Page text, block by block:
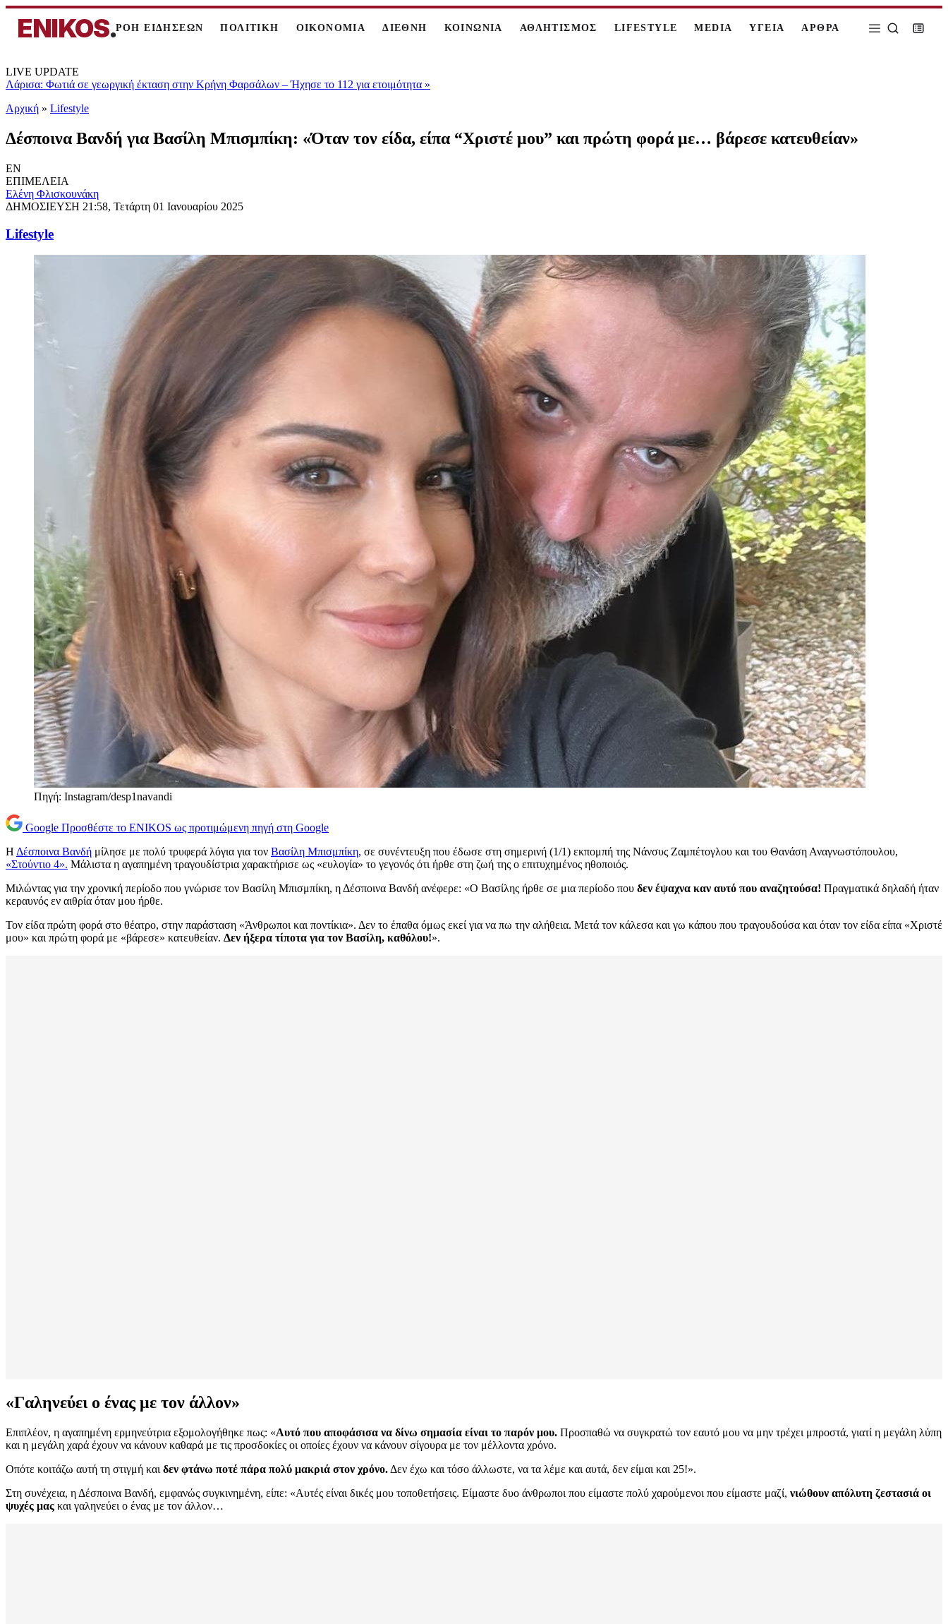
ENIKOS.ΡΟΗ ΕΙΔΗΣΕΩΝ ΠΟΛΙΤΙΚΗ ΟΙΚΟΝΟΜΙΑ ΔΙΕΘΝΗ ΚΟΙΝΩΝΙΑ ΑΘΛΗΤΙΣΜΟΣ LIFESTYLE MEDIA ΥΓΕΙΑ ΑΡΘΡΑ
LIVE UPDATE
Λάρισα: Φωτιά σε γεωργική έκταση στην Κρήνη Φαρσάλων – Ήχησε το 112 για ετοιμότητα »
Αρχική » Lifestyle
Δέσποινα Βανδή για Βασίλη Μπισμπίκη: «Όταν τον είδα, είπα “Χριστέ μου” και πρώτη φορά με… βάρεσε κατευθείαν»
EN
ΕΠΙΜΕΛΕΙΑ
Ελένη Φλισκουνάκη
ΔΗΜΟΣΙΕΥΣΗ 21:58, Τετάρτη 01 Ιανουαρίου 2025
Lifestyle
Πηγή: Instagram/desp1navandi
Google Προσθέστε το ENIKOS ως προτιμώμενη πηγή στη Google
Η Δέσποινα Βανδή μίλησε με πολύ τρυφερά λόγια για τον Βασίλη Μπισμπίκη, σε συνέντευξη που έδωσε στη σημερινή (1/1) εκπομπή της Νάνσυς Ζαμπέτογλου και του Θανάση Αναγνωστόπουλου,
«Στούντιο 4». Μάλιστα η αγαπημένη τραγουδίστρια χαρακτήρισε ως «ευλογία» το γεγονός ότι ήρθε στη ζωή της ο επιτυχημένος ηθοποιός.
Μιλώντας για την χρονική περίοδο που γνώρισε τον Βασίλη Μπισμπίκη, η Δέσποινα Βανδή ανέφερε: «Ο Βασίλης ήρθε σε μια περίοδο που δεν έψαχνα καν αυτό που αναζητούσα! Πραγματικά δηλαδή ήταν
κεραυνός εν αιθρία όταν μου ήρθε.
Τον είδα πρώτη φορά στο θέατρο, στην παράσταση «Άνθρωποι και ποντίκια». Δεν το έπαθα όμως εκεί για να πω την αλήθεια. Μετά τον κάλεσα και γω κάπου που τραγουδούσα και όταν τον είδα είπα «Χριστέ
μου» και πρώτη φορά με «βάρεσε» κατευθείαν. Δεν ήξερα τίποτα για τον Βασίλη, καθόλου!».
«Γαληνεύει ο ένας με τον άλλον»
Επιπλέον, η αγαπημένη ερμηνεύτρια εξομολογήθηκε πως: «Αυτό που αποφάσισα να δίνω σημασία είναι το παρόν μου. Προσπαθώ να συγκρατώ τον εαυτό μου να μην τρέχει μπροστά, γιατί η μεγάλη λύπη
και η μεγάλη χαρά έχουν να κάνουν καθαρά με τις προσδοκίες οι οποίες έχουν να κάνουν σίγουρα με τον μέλλοντα χρόνο.
Οπότε κοιτάζω αυτή τη στιγμή και δεν φτάνω ποτέ πάρα πολύ μακριά στον χρόνο. Δεν έχω και τόσο άλλωστε, να τα λέμε και αυτά, δεν είμαι και 25!».
Στη συνέχεια, η Δέσποινα Βανδή, εμφανώς συγκινημένη, είπε: «Αυτές είναι δικές μου τοποθετήσεις. Είμαστε δυο άνθρωποι που είμαστε πολύ χαρούμενοι που είμαστε μαζί, νιώθουν απόλυτη ζεστασιά οι
ψυχές μας και γαληνεύει ο ένας με τον άλλον…